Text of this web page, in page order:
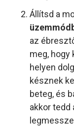
Állítsd a
az
meg, hogy
helyen
késznek
beteg, és
akkor tedd